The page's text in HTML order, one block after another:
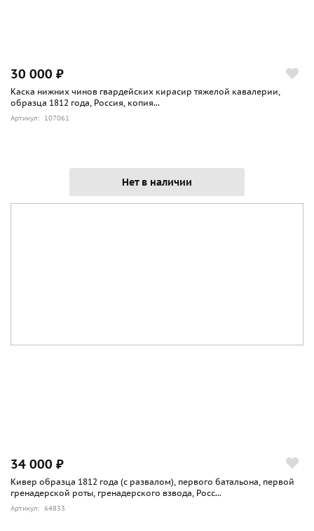
30 000 ₽
Каска нижних чинов гвардейских кирасир тяжелой кавалерии,
образца 1812 года, Россия, копия...
Артикул: 107061
Нет в наличии
34 000 ₽
Кивер образца 1812 года (с развалом), первого батальона, первой
гренадерской роты, гренадерского взвода, Росс...
Артикул: 64833